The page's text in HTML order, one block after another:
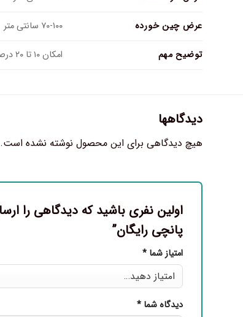
عرض چین خورده ۷۰-۱۰۰ سانتی متر
توضیح مهم امکان ۱۰ تا ۲۰ درصد تفاوت رنگ باعکس محصول وجود دارد
دیدگاهها
هیچ دیدگاهی برای این محصول نوشته نشده است.
پانچی رایگان”
امتیاز شما *
دیدگاه شما *